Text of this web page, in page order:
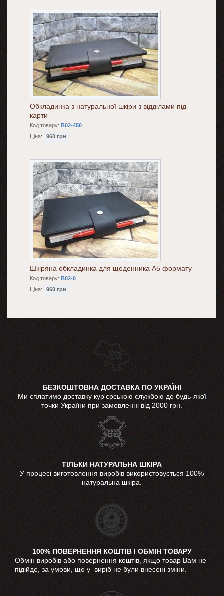
Обкладинка з натуральної шкіри з відділами під
карти
Код товару: B02-450
Ціна:
960 грн
Шкіряна обкладинка для щоденника А5 формату
Код товару: B02-0
Ціна:
960 грн
БЕЗКОШТОВНА ДОСТАВКА ПО УКРАЇНІ
Ми сплатимо доставку кур'єрською службою до будь-якої
точки України при замовленні від 2000 грн.
ТІЛЬКИ НАТУРАЛЬНА ШКІРА
У процесі виготовлення виробів використовується 100%
натуральна шкіра.
100% ПОВЕРНЕННЯ КОШТІВ І ОБМІН ТОВАРУ
Обмін виробів або повернення коштів, якщо товар Вам не
підійде, за умови, що у виріб не були внесені зміни.